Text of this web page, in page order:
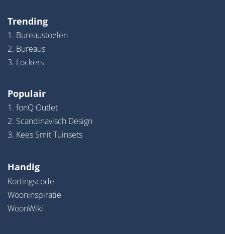
Trending
1. Bureaustoelen
2. Bureaus
3. Lockers
Populair
1. fonQ Outlet
2. Scandinavisch Design
3. Kees Smit Tuinsets
Handig
Kortingscode
Wooninspiratie
WoonWiki